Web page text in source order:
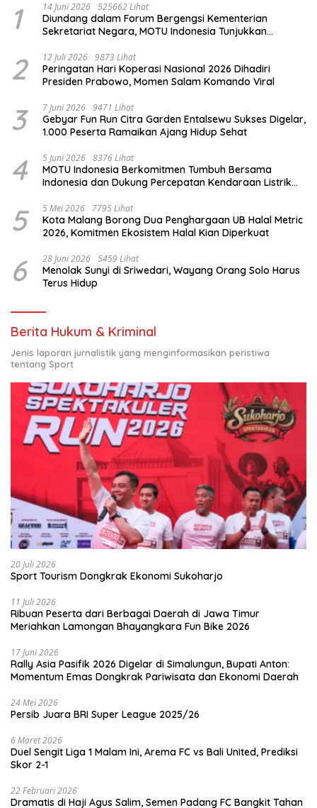
1 14 Juni 2026 525662 Lihat
Diundang dalam Forum Bergengsi Kementerian
Sekretariat Negara, MOTU Indonesia Tunjukkan
2 12 Juli 2026 9873 Lihat
Peringatan Hari Koperasi Nasional 2026 Dihadiri
Presiden Prabowo, Momen Salam Komando Viral
3 7 Juni 2026 9471 Lihat
Gebyar Fun Run Citra Garden Entalsewu Sukses Digelar,
1.000 Peserta Ramaikan Ajang Hidup Sehat
4 5 Juni 2026 8376 Lihat
MOTU Indonesia Berkomitmen Tumbuh Bersama
Indonesia dan Dukung Percepatan Kendaraan Listrik
5 5 Mei 2026 7795 Lihat
Kota Malang Borong Dua Penghargaan UB Halal Metric
2026, Komitmen Ekosistem Halal Kian Diperkuat
6 28 Juni 2026 5459 Lihat
Menolak Sunyi di Sriwedari, Wayang Orang Solo Harus
Terus Hidup
Berita Hukum & Kriminal
Jenis laporan jurnalistik yang menginformasikan peristiwa
tentang Sport
20 Juli 2026
Sport Tourism Dongkrak Ekonomi Sukoharjo
11 Juli 2026
Ribuan Peserta dari Berbagai Daerah di Jawa Timur
Meriahkan Lamongan Bhayangkara Fun Bike 2026
17 Juni 2026
Rally Asia Pasifik 2026 Digelar di Simalungun, Bupati Anton:
Momentum Emas Dongkrak Pariwisata dan Ekonomi Daerah
24 Mei 2026
Persib Juara BRI Super League 2025/26
6 Maret 2026
Duel Sengit Liga 1 Malam Ini, Arema FC vs Bali United, Prediksi
Skor 2-1
22 Februari 2026
Dramatis di Haji Agus Salim, Semen Padang FC Bangkit Tahan